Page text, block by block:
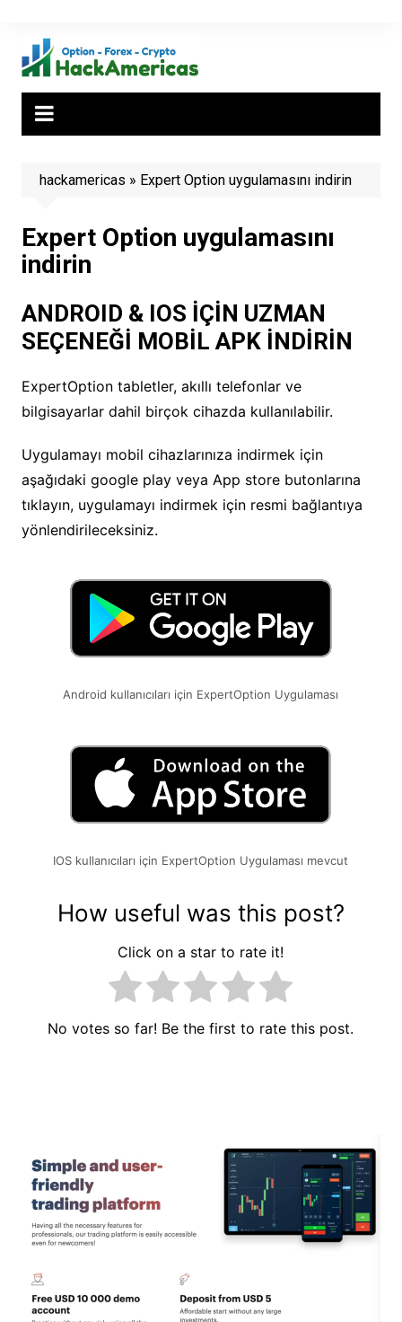
content
hackamericas » Expert Option uygulamasını indirin
Expert Option uygulamasını
indirin
ANDROID & IOS İÇİN UZMAN
SEÇENEĞİ MOBİL APK İNDİRİN
ExpertOption tabletler, akıllı telefonlar ve
bilgisayarlar dahil birçok cihazda kullanılabilir.
Uygulamayı mobil cihazlarınıza indirmek için
aşağıdaki google play veya App store butonlarına
tıklayın, uygulamayı indirmek için resmi bağlantıya
yönlendirileceksiniz.
Android kullanıcıları için ExpertOption Uygulaması
IOS kullanıcıları için ExpertOption Uygulaması mevcut
How useful was this post?
Click on a star to rate it!
No votes so far! Be the first to rate this post.